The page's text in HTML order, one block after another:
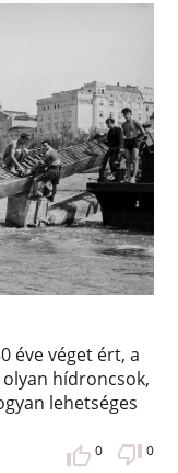
éve véget ért, a
hídroncsok,
lehetséges
0 0